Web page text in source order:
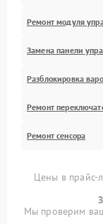
Ремонт модуля
Замена панели
Разблокировка
Ремонт
Ремонт сенсора
Цены в прайс-
Мы проверим